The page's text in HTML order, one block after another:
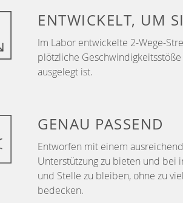
ENTWICKELT, UM
Im Labor entwickelte 2-Wege-
plötzliche
ausgelegt ist.
GENAU PASSEND
Entworfen mit einem
Unterstützung zu bieten und bei
und Stelle zu bleiben, ohne zu
bedecken.